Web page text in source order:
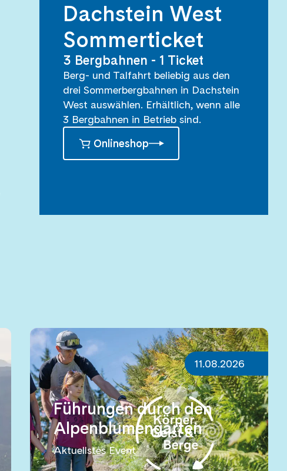
Dachstein West
Sommerticket
3 Bergbahnen - 1 Ticket
Berg- und Talfahrt beliebig aus den
drei Sommerbergbahnen in Dachstein
West auswählen. Erhältlich, wenn alle
3 Bergbahnen in Betrieb sind.
Onlineshop
11.08.2026
Führungen durch den
Alpenblumengarten
Aktuellstes Event